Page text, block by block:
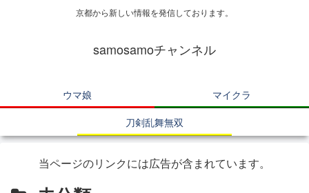
京都から新しい情報を発信しております。
samosamoチャンネル
ウマ娘
マイクラ
刀剣乱舞無双
当ページのリンクには広告が含まれています。